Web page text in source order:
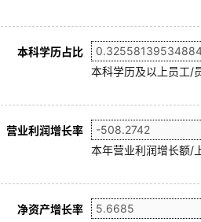
本科学历占比
本科学历及以上员工/
营业利润增长率
本年营业利润增长额/
净资产增长率